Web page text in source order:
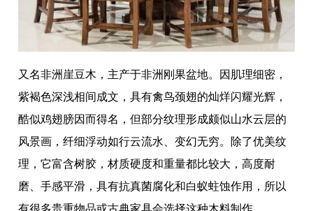
又名非洲崖豆木，主产于非洲刚果盆地。因肌理细密，
紫褐色深浅相间成文，具有禽鸟颈翅的灿烊闪耀光辉，
酷似鸡翅膀因而得名，但部分纹理形成颇似山水云层的
风景画，纤细浮动如行云流水、变幻无穷。除了优美纹
理，它富含树胶，材质硬度和重量都比较大，高度耐
磨、手感平滑，具有抗真菌腐化和白蚁蛀蚀作用，所以